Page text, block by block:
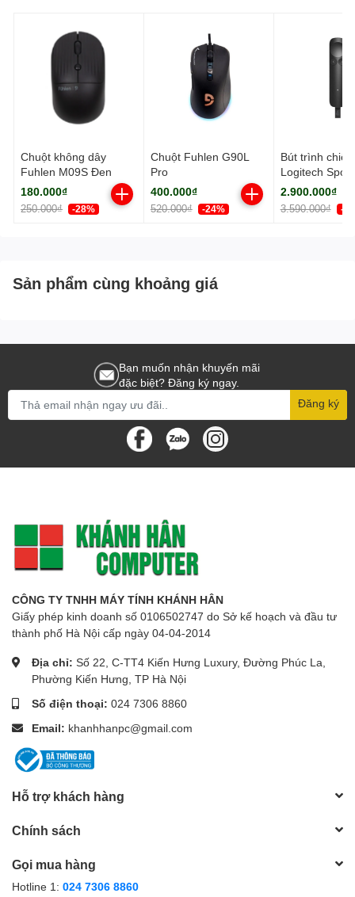
Chuột không dây
Fuhlen M09S Đen
180.000₫
250.000₫ -28%
Chuột Fuhlen G90L
Pro
400.000₫
520.000₫ -24%
Bút trình chiếu
Logitech
màu xám
2.900.000₫
3.590.000₫ -
Sản phẩm cùng khoảng giá
Bạn muốn nhận khuyến mãi
đặc biệt? Đăng ký ngay.
Đăng ký
CÔNG TY TNHH MÁY TÍNH KHÁNH HÂN
Giấy phép kinh doanh số 0106502747 do Sở kế hoạch và đầu tư
thành phố Hà Nội cấp ngày 04-04-2014
Địa chỉ: Số 22, C-TT4 Kiến Hưng Luxury, Đường Phúc La,
Phường Kiến Hưng, TP Hà Nội
Số điện thoại: 024 7306 8860
Email: khanhhanpc@gmail.com
Hỗ trợ khách hàng
Chính sách
Gọi mua hàng
Hotline 1: 024 7306 8860